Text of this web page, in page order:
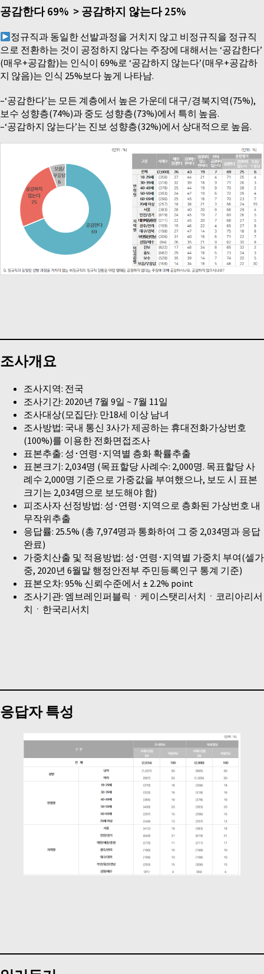
공감한다 69% > 공감하지 않는다 25%
정규직과 동일한 선발과정을 거치지 않고 비정규직을 정규직
으로 전환하는 것이 공정하지 않다는 주장에 대해서는 ‘공감한다’
(매우+공감함)는 인식이 69%로 ‘공감하지 않는다’(매우+공감하
지 않음)는 인식 25%보다 높게 나타남.
–‘공감한다’는 모든 계층에서 높은 가운데 대구/경북지역(75%),
보수 성향층(74%)과 중도 성향층(73%)에서 특히 높음.
–‘공감하지 않는다’는 진보 성향층(32%)에서 상대적으로 높음.
조사개요
조사지역: 전국
조사기간: 2020년 7월 9일 ~ 7월 11일
조사대상(모집단): 만18세 이상 남녀
조사방법: 국내 통신 3사가 제공하는 휴대전화가상번호
(100%)를 이용한 전화면접조사
표본추출: 성･연령･지역별 층화 확률추출
표본크기: 2,034명 (목표할당 사례수: 2,000명. 목표할당 사
례수 2,000명 기준으로 가중값을 부여했으나, 보도 시 표본
크기는 2,034명으로 보도해야 함)
피조사자 선정방법: 성･연령･지역으로 층화된 가상번호 내
무작위추출
응답률: 25.5% (총 7,974명과 통화하여 그 중 2,034명과 응답
완료)
가중치산출 및 적용방법: 성･연령･지역별 가중치 부여(셀가
중, 2020년 6월말 행정안전부 주민등록인구 통계 기준)
표본오차: 95% 신뢰수준에서 ± 2.2% point
조사기관: 엠브레인퍼블릭ㆍ케이스탯리서치ㆍ코리아리서
치ㆍ한국리서치
응답자 특성